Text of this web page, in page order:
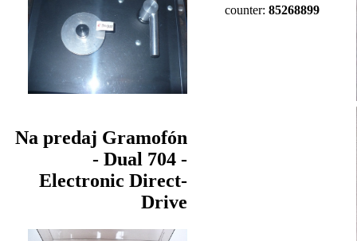
Na predaj Gramofón
- Dual 704 -
Electronic Direct-
Drive
counter: 85268899